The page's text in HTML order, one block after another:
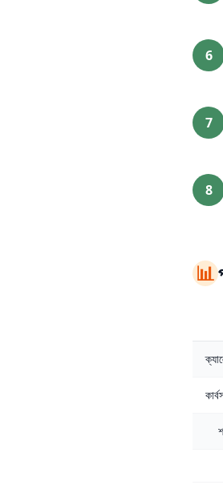
6
7
8
📊